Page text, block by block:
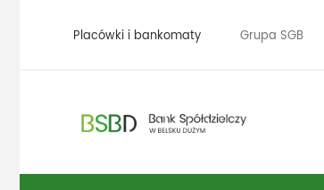
Placówki i bankomaty Grupa SGB